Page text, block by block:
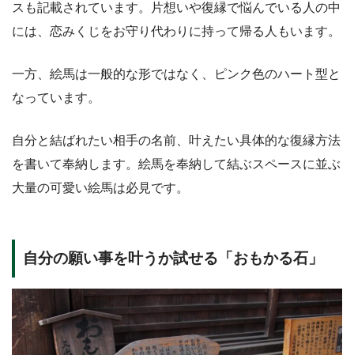
スも記載されています。片想いや復縁で悩んでいる人の中
には、恋みくじをお守り代わりに持って帰る人もいます。
一方、絵馬は一般的な形ではなく、ピンク色のハート型と
なっています。
自分と結ばれたい相手の名前、叶えたい具体的な復縁方法
を書いて奉納します。絵馬を奉納して結ぶスペースに並ぶ
大量の可愛い絵馬は必見です。
自分の願い事を叶うか試せる「おもかる石」